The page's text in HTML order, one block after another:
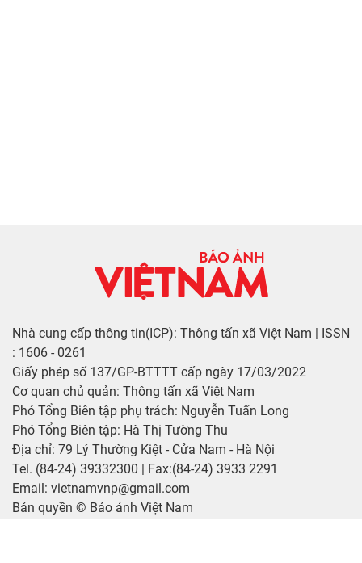
Nhà cung cấp thông tin(ICP): Thông tấn xã Việt Nam | ISSN
: 1606 - 0261
Giấy phép số 137/GP-BTTTT cấp ngày 17/03/2022
Cơ quan chủ quản: Thông tấn xã Việt Nam
Phó Tổng Biên tập phụ trách: Nguyễn Tuấn Long
Phó Tổng Biên tập: Hà Thị Tường Thu
Địa chỉ: 79 Lý Thường Kiệt - Cửa Nam - Hà Nội
Tel. (84-24) 39332300 | Fax:(84-24) 3933 2291
Email: vietnamvnp@gmail.com
Bản quyền © Báo ảnh Việt Nam